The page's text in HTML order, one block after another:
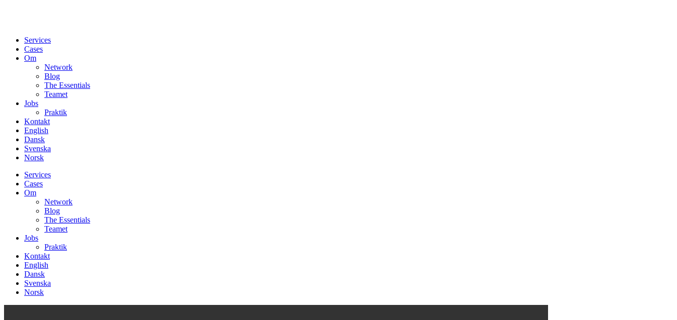
Services
Cases
Om
Network
Blog
The Essentials
Teamet
Jobs
Praktik
Kontakt
English
Dansk
Svenska
Norsk
Services
Cases
Om
Network
Blog
The Essentials
Teamet
Jobs
Praktik
Kontakt
English
Dansk
Svenska
Norsk